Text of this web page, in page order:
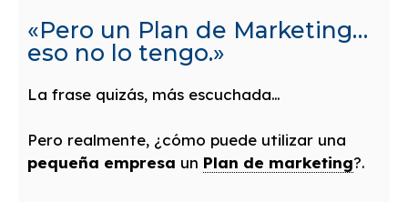
«Pero un Plan de Marketing…
eso no lo tengo.»
La frase quizás, más escuchada…
Pero realmente, ¿cómo puede utilizar una
pequeña empresa un Plan de marketing?.